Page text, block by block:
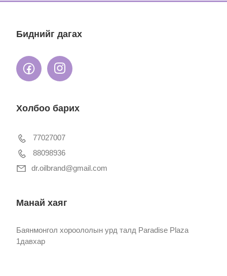
Биднийг дагах
Холбоо барих
77027007
88098936
dr.oilbrand@gmail.com
Манай хаяг
Баянмонгол хороололын урд талд Paradise Plaza
1давхар